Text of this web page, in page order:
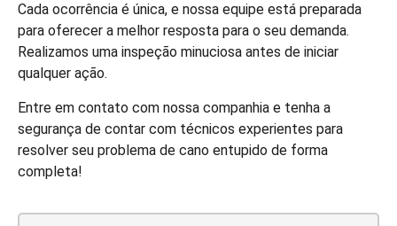
Cada ocorrência é única, e nossa equipe está preparada
para oferecer a melhor resposta para o seu demanda.
Realizamos uma inspeção minuciosa antes de iniciar
qualquer ação.
Entre em contato com nossa companhia e tenha a
segurança de contar com técnicos experientes para
resolver seu problema de cano entupido de forma
completa!